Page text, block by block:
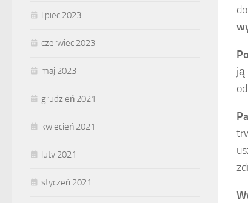
ją
lipiec 2023
czerwiec 2023
maj 2023
grudzień 2021
kwiecień 2021
luty 2021
styczeń 2021